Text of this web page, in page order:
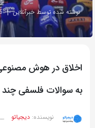
نوشته شده توسط خبرآنلاین 45
اخلاق در هوش
به سوالات فلسفی چند
نویسنده: دیجیاتو